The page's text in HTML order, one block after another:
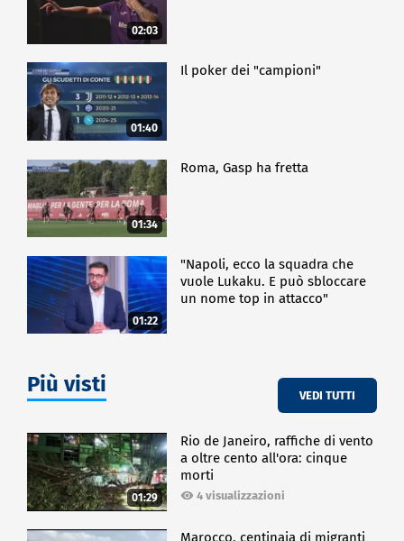
02:03
01:40
Il poker dei "campioni"
01:34
Roma, Gasp ha fretta
01:22
"Napoli, ecco la squadra che
vuole Lukaku. E può sbloccare
un nome top in attacco"
Più visti VEDI TUTTI
01:29
Rio de Janeiro, raffiche di vento
a oltre cento all'ora: cinque
morti
4 visualizzazioni
Marocco, centinaia di migranti